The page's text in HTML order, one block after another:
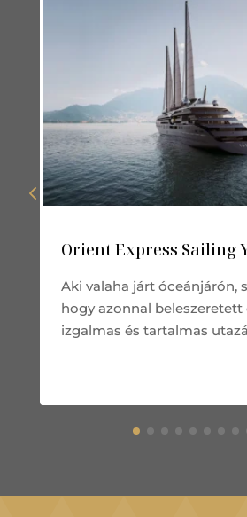
Orient Express Sailing
Aki valaha járt óceánjárón,
hogy azonnal beleszeretett
izgalmas és tartalmas